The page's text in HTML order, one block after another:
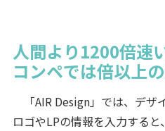
人間より1200倍速
コンペでは倍以上
「AIR Design」では、デザ
ロゴやLPの情報を入力すると